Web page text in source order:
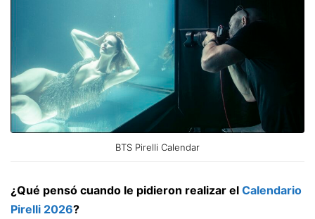
BTS Pirelli Calendar
¿Qué pensó cuando le pidieron realizar el Calendario
Pirelli 2026?